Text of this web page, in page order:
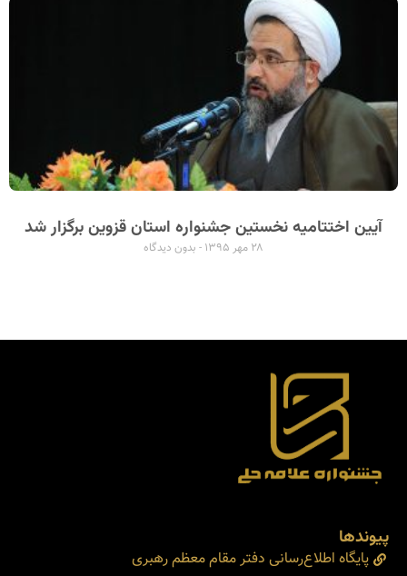
آیین اختتامیه نخستین جشنواره استان قزوین برگزار شد
۲۸ مهر ۱۳۹۵ بدون دیدگاه
پیوندها
پایگاه اطلاع‌رسانی دفتر مقام معظم رهبری